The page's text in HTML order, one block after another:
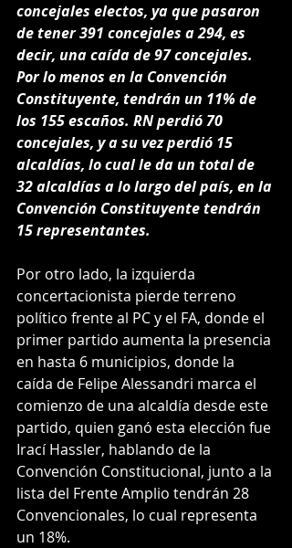
concejales electos, ya que pasaron
de tener 391 concejales a 294, es
decir, una caída de 97 concejales.
Por lo menos en la Convención
Constituyente, tendrán un 11% de
los 155 escaños. RN perdió 70
concejales, y a su vez perdió 15
alcaldías, lo cual le da un total de
32 alcaldías a lo largo del país, en la
Convención Constituyente tendrán
15 representantes.
Por otro lado, la izquierda
concertacionista pierde terreno
político frente al PC y el FA, donde el
primer partido aumenta la presencia
en hasta 6 municipios, donde la
caída de Felipe Alessandri marca el
comienzo de una alcaldía desde este
partido, quien ganó esta elección fue
Irací Hassler, hablando de la
Convención Constitucional, junto a la
lista del Frente Amplio tendrán 28
Convencionales, lo cual representa
un 18%.